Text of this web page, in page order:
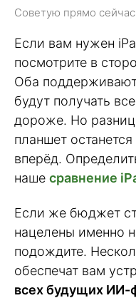
Советую прямо
Если вам нужен
посмотрите в
Оба
будут получать
дороже. Но
планшет
вперёд.
наше сравнение
Если же бюджет
нацелены именно
подождите.
обеспечат вам
всех будущих ИИ-